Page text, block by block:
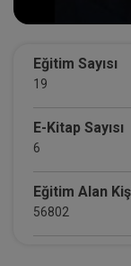
Eğitim Sayısı
19
E-Kitap Sayısı
6
Eğitim Alan
56802